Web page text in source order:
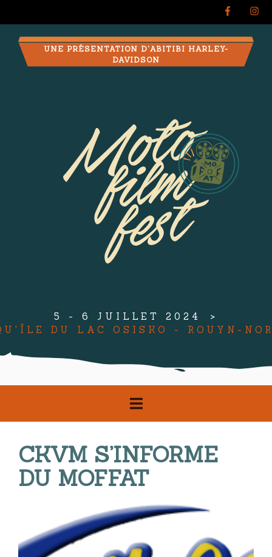
UNE PRÉSENTATION D'ABITIBI HARLEY-
DAVIDSON
5 - 6 JUILLET 2024
DU LAC OSISKO - ROUYN-
CKVM S’INFORME
DU MOFFAT